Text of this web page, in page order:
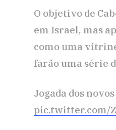
O objetivo de
em Israel, mas
como uma
farão uma série
Jogada dos
pic.twitter.com/